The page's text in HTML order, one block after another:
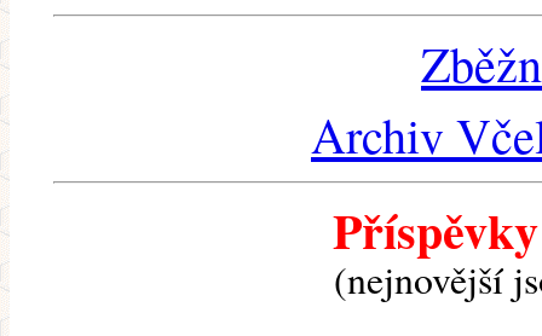
Archiv
(nejnovější